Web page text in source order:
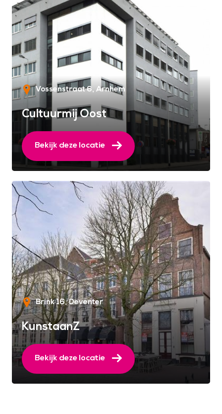
Vossenstraat 6 Arnhem
Cultuurmij Oost
Bekijk deze locatie
Brink 16 Deventer
KunstaanZ
Bekijk deze locatie